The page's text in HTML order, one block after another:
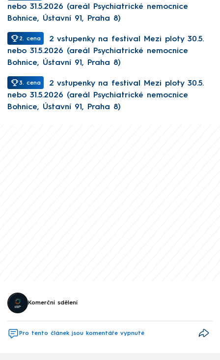
nebo 31.5.2026 (areál Psychiatrické nemocnice
Bohnice, Ústavní 91, Praha 8)
2. cena
2 vstupenky na festival Mezi ploty 30.5.
nebo 31.5.2026 (areál Psychiatrické nemocnice
Bohnice, Ústavní 91, Praha 8)
3. cena
2 vstupenky na festival Mezi ploty 30.5.
nebo 31.5.2026 (areál Psychiatrické nemocnice
Bohnice, Ústavní 91, Praha 8)
Komerční sdělení
Pro tento článek jsou komentáře vypnuté